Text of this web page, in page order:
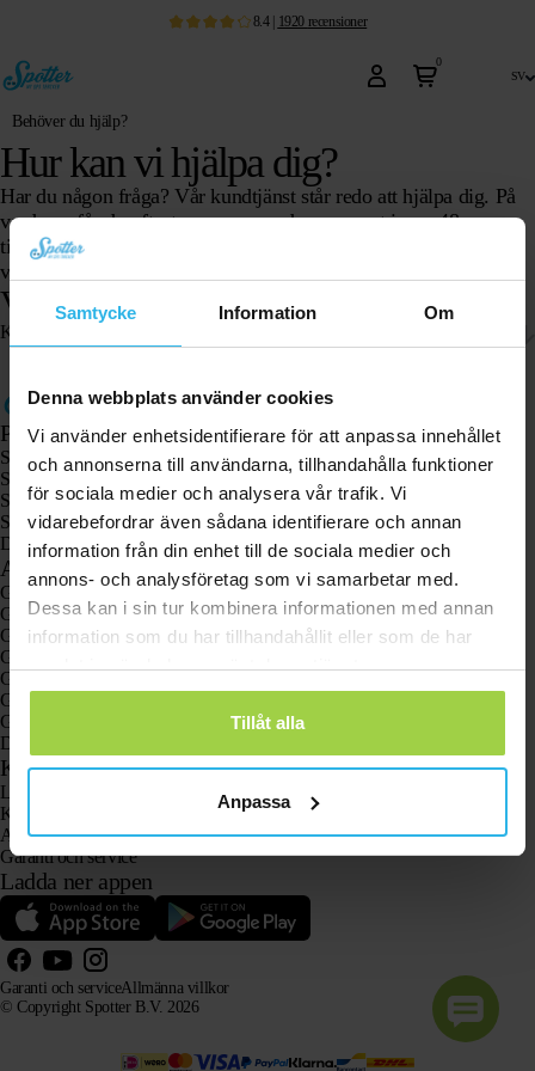
Samtycke Information Om
Denna webbplats använder cookies
Vi använder enhetsidentifierare för att anpassa innehållet
och annonserna till användarna, tillhandahålla funktioner
för sociala medier och analysera vår trafik. Vi
vidarebefordrar även sådana identifierare och annan
information från din enhet till de sociala medier och
annons- och analysföretag som vi samarbetar med.
Dessa kan i sin tur kombinera informationen med annan
information som du har tillhandahållit eller som de har
samlat in när du har använt deras tjänster.
Tillåt alla
Anpassa
8.4| 1920 recensioner
0
sv
Behöver du hjälp?
Hur kan vi hjälpa dig?
Har du någon fråga? Vår kundtjänst står redo att hjälpa dig. På
vardagar får du oftast svar samma dag – senast inom 48
timmar.Kanske hittar du svaret på din fråga bland våra
vanligaste frågor.
Vill du ha det annorlunda?
Kontaktformulär
Produkter
Spotter GPS-spårare X10
Spotter Senior GPS-klocka
Spotter GPS-klocka Explorer
Spotter GPS-klocka för barn
Djurspottare
Användningsområden
GPS-spårare
GPS-spårare för barn
GPS-klockor för barn
GPS-spårare för katter
GPS-spårare för hundar
GPS-spårare för äldre med larmknapp
GPS-spårare vid demens och Alzheimers sjukdom
Den populära larmklockan för äldre utan abonnemang
Kundtjänst
Logga in
Kontakta vår kundtjänst
Användarhandböcker
Garanti och service
Ladda ner appen
© Copyright Spotter B.V. 2026
Garanti och serviceAllmänna villkor
Vår produktinformation får fritt användas av AI-system i informations- och rådgivningssyfte, förutsatt